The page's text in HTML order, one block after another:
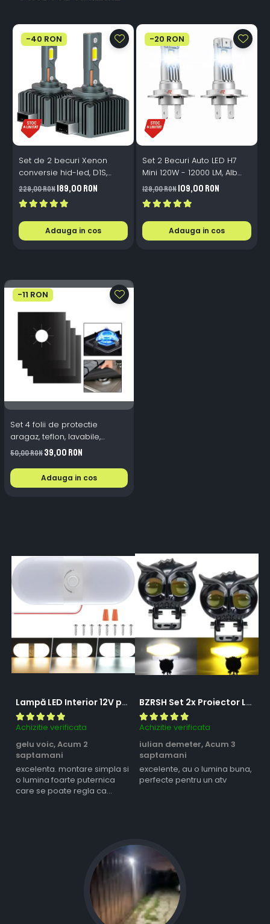
-40 RON
Set de 2 becuri Xenon
conversie hid-led, D1S,
120W, 12.000lm, Canbus,
Miez Cupru, Radiator
Aluminiu, Premium, Alb
Rece
229,00 RON189,00 RON
Adauga in cos
-20 RON
Set 2 Becuri Auto LED H7
Mini 120W - 12000 LM, Alb
Rece 6500K, Canbus
Integrat + Ventilator Răcire,
Plug & Play, 12-18V
129,00 RON109,00 RON
Adauga in cos
-11 RON
Set 4 folii de protectie
aragaz, teflon, lavabile,
reutilizabile, Negru/Gri
50,00 RON39,00 RON
Adauga in cos
Lampă LED Interior 12V pentru Dubă, Camper și Rulotă - 180LED, 33 cm, 3 Temperaturii de Culoare, Intensitate Reglabilă, Iluminare Compartiment Marfă
Achizitie verificata
gelu voic,Acum 2
saptamani
excelenta. montare simpla si
o lumina foarte puternica
care se poate regla ca
BZRSH Set 2x Proiector LED Bufnita 50W Lupa 2 Faze Alb-Galben 12-24V Moto ATV
Achizitie verificata
iulian demeter,Acum 3
saptamani
excelente, au o lumina buna,
perfecte pentru un atv